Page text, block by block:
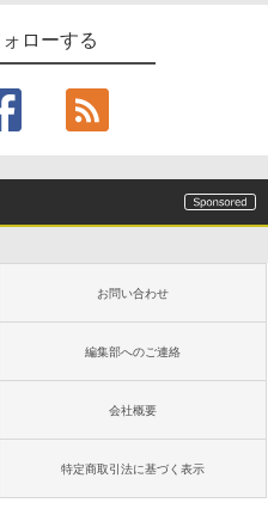
ローする
お問い合わせ
編集部へのご連絡
会社概要
特定商取引法に基づく表示